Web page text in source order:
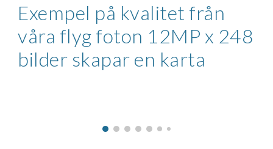
Exempel på kvalitet från
våra flyg foton 12MP x 248
bilder skapar en karta